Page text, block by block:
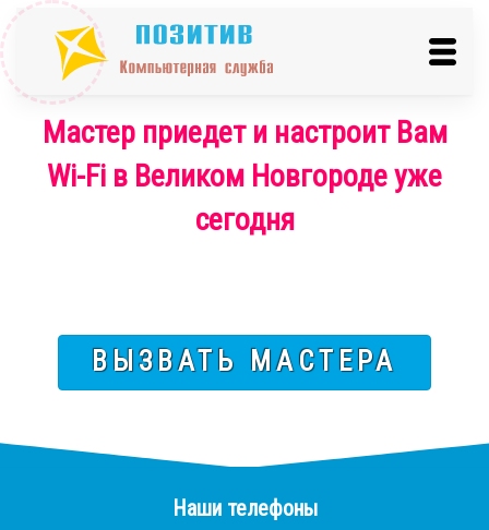
Мастер приедет и настроит Вам
Wi-Fi в Великом Новгороде уже
сегодня
ВЫЗВАТЬ МАСТЕРА
Наши телефоны